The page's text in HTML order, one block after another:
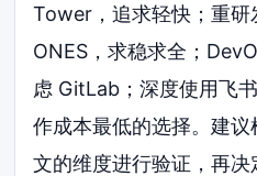
Tower，追求轻快；重
ONES，求稳求全；
虑 GitLab；深度使用飞
作成本最低的选择。建
文的维度进行验证，再决